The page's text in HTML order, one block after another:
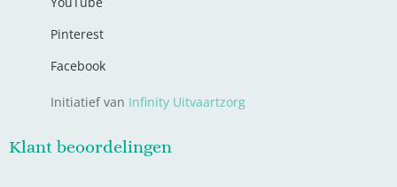
Pinterest
Facebook
Initiatief van Infinity Uitvaartzorg
Klant beoordelingen